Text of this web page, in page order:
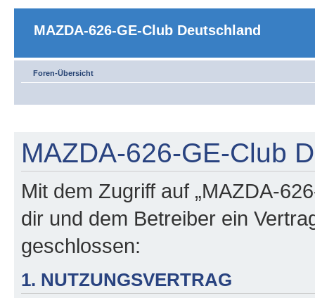
MAZDA-626-GE-Club Deutschland
Foren-Übersicht
MAZDA-626-GE-Club
Mit dem Zugriff auf „MAZDA-
dir und dem Betreiber ein
geschlossen:
1. NUTZUNGSVERTRAG